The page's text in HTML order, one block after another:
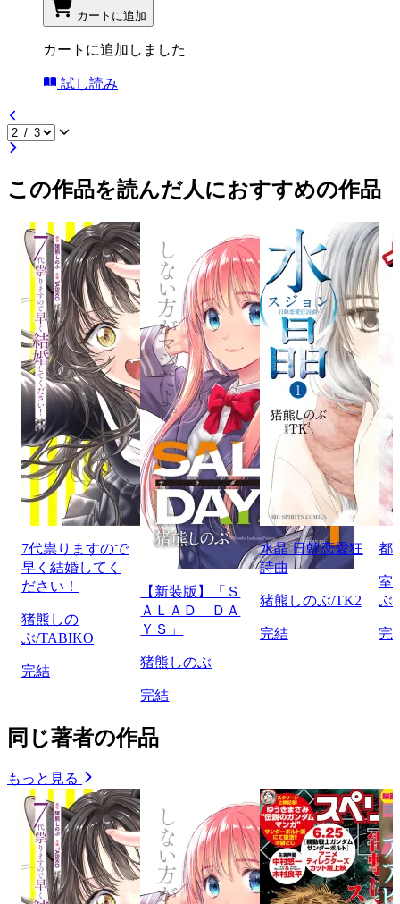
カートに追加
カートに追加しました
試し読み
この作品を読んだ人におすすめの作品
7代祟りますので
早く結婚してく
ださい！
猪熊しの
ぶ/TABIKO
完結
【新装版】「Ｓ
ＡＬＡＤ ＤＡ
ＹＳ」
猪熊しのぶ
完結
水晶 日韓恋愛狂
詩曲
猪熊しのぶ/TK2
完結
都
室
ぶ
完
同じ著者の作品
もっと見る